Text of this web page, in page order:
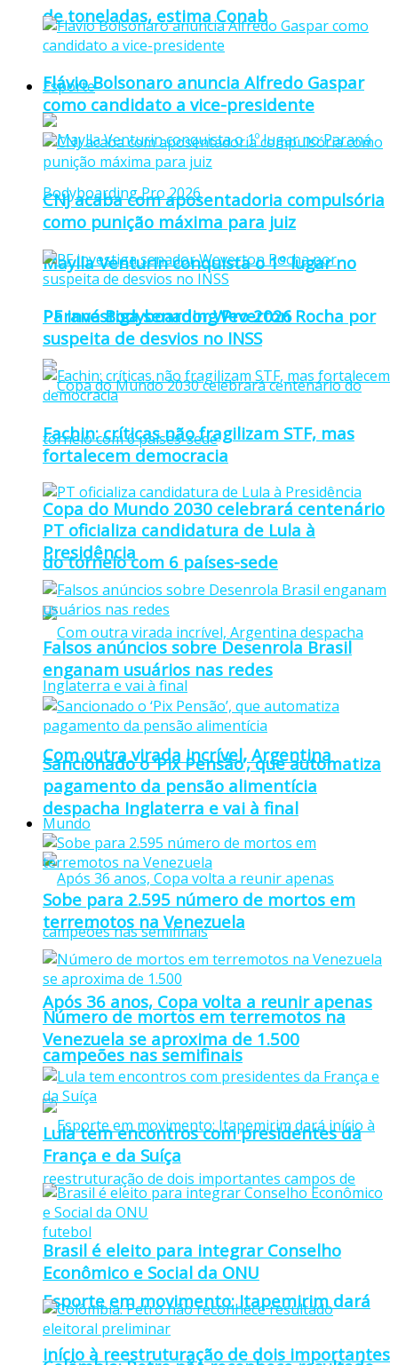
de toneladas, estima Conab
Esporte
Maylla Venturin conquista o 1º lugar no
Paraná Bodyboarding Pro 2026
Copa do Mundo 2030 celebrará centenário
do torneio com 6 países-sede
Com outra virada incrível, Argentina
despacha Inglaterra e vai à final
Após 36 anos, Copa volta a reunir apenas
campeões nas semifinais
Esporte em movimento: Itapemirim dará
início à reestruturação de dois importantes
Flávio Bolsonaro anuncia Alfredo Gaspar
como candidato a vice-presidente
CNJ acaba com aposentadoria compulsória
como punição máxima para juiz
PF investiga senador Weverton Rocha por
suspeita de desvios no INSS
Fachin: críticas não fragilizam STF, mas
fortalecem democracia
PT oficializa candidatura de Lula à
Presidência
Falsos anúncios sobre Desenrola Brasil
enganam usuários nas redes
Sancionado o ‘Pix Pensão’, que automatiza
pagamento da pensão alimentícia
Mundo
Sobe para 2.595 número de mortos em
terremotos na Venezuela
Número de mortos em terremotos na
Venezuela se aproxima de 1.500
Lula tem encontros com presidentes da
França e da Suíça
Brasil é eleito para integrar Conselho
Econômico e Social da ONU